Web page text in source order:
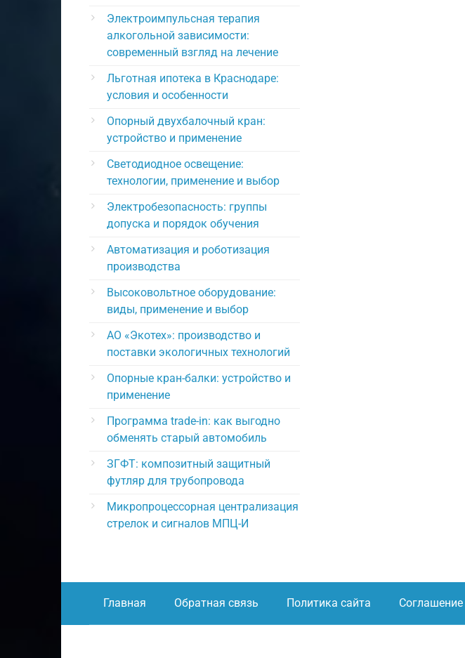
Электроимпульсная терапия
алкогольной зависимости:
современный взгляд на лечение
Льготная ипотека в Краснодаре:
условия и особенности
Опорный двухбалочный кран:
устройство и применение
Светодиодное освещение:
технологии, применение и выбор
Электробезопасность: группы
допуска и порядок обучения
Автоматизация и роботизация
производства
Высоковольтное оборудование:
виды, применение и выбор
АО «Экотех»: производство и
поставки экологичных технологий
Опорные кран-балки: устройство и
применение
Программа trade-in: как выгодно
обменять старый автомобиль
ЗГФТ: композитный защитный
футляр для трубопровода
Микропроцессорная централизация
стрелок и сигналов МПЦ-И
Главная Обратная связь Политика сайта Соглашение